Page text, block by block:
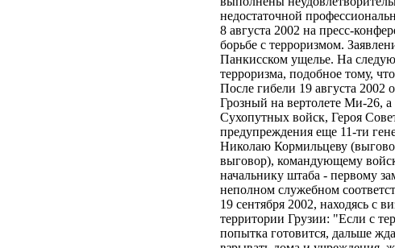
недостаточной
8 августа 2002 на пресс-
борьбе с терроризмом.
Панкисском ущелье. На
терроризма, подобное тому,
После гибели 19 августа 2002
Грозный на вертолете Ми-26,
Сухопутных войск, Героя
предупреждения еще 11-ти
Николаю Кормильцеву
выговор), командующему
начальнику штаба - первому
неполном служебном
19 сентября 2002, находясь с
территории Грузии: "Если с
попытка готовится, дальше